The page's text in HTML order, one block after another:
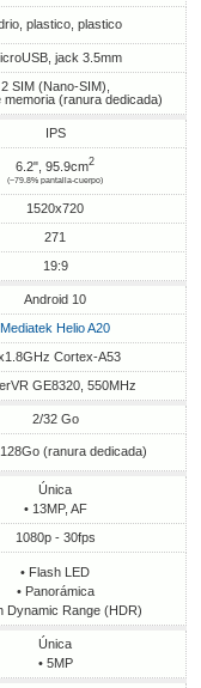
plastico, plastico
jack 3.5mm
2 SIM (Nano-SIM),
memoria (ranura dedicada)
IPS
6.2", 95.9cm2
(~79.8% pantalla-cuerpo)
1520x720
271
19:9
Android 10
Mediatek Helio A20
Cortex-A53
GE8320, 550MHz
2/32 Go
(ranura dedicada)
Única
• 13MP, AF
1080p - 30fps
• Flash LED
• Panorámica
Dynamic Range (HDR)
Única
• 5MP